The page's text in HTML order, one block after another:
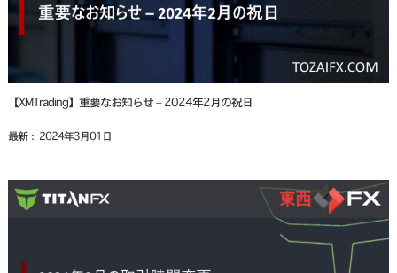
【XMTrading】重要なお知らせ – 2024年2月の祝日
最新： 2024年3月01日